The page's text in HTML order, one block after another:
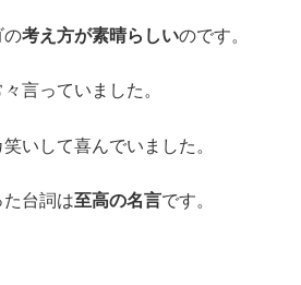
の考え方が素晴らしいのです。
言っていました。
いして喜んでいました。
台詞は至高の名言です。